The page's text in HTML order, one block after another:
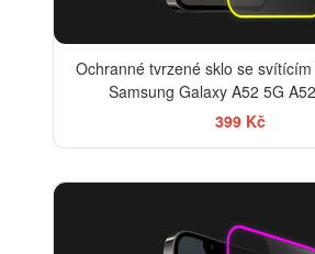
Ochranné tvrzené sklo se
Samsung Galaxy A52 5G
399 Kč